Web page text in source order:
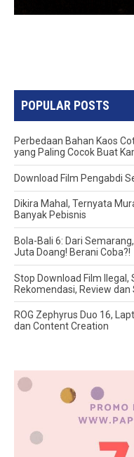
POPULAR POSTS
Perbedaan Bahan Kaos
yang Paling Cocok Buat
Download Film Pengabdi
Dikira Mahal, Ternyata
Banyak Pebisnis
Bola-Bali 6: Dari
Juta Doang! Berani Coba?!
Stop Download Film
Rekomendasi, Review
ROG Zephyrus Duo 16,
dan Content Creation